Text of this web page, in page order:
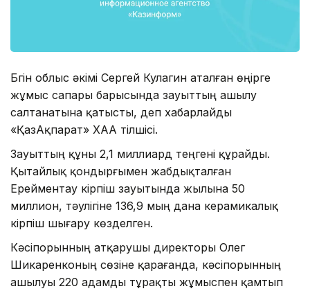
Бүгін облыс әкімі Сергей Кулагин аталған өңірге
жұмыс сапары барысында зауыттың ашылу
салтанатына қатысты, деп хабарлайды
«ҚазАқпарат» ХАА тілшісі.
Зауыттың құны 2,1 миллиард теңгені құрайды.
Қытайлық қондырғымен жабдықталған
Ерейментау кірпіш зауытында жылына 50
миллион, тәулігіне 136,9 мың дана керамикалық
кірпіш шығару көзделген.
Кәсіпорынның атқарушы директоры Олег
Шикаренконың сөзіне қарағанда, кәсіпорынның
ашылуы 220 адамды тұрақты жұмыспен қамтып